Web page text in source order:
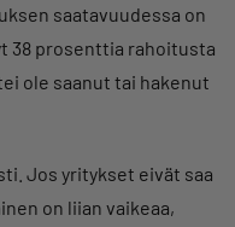
saatavuudessa on
38 prosenttia rahoitusta
ole saanut tai hakenut
Jos yritykset eivät saa
on liian vaikeaa,